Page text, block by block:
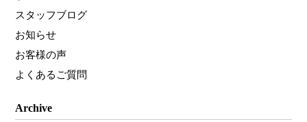
スタッフブログ
お知らせ
お客様の声
よくあるご質問
Archive